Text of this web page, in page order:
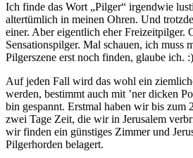
Ich finde das Wort „Pilger“ irgendwie
altertümlich in meinen Ohren. Und
einer. Aber eigentlich eher Freizeitpilger.
Sensationspilger. Mal schauen, ich muss
Pilgerszene erst noch finden, glaube ich. :)
Auf jeden Fall wird das wohl ein
werden, bestimmt auch mit ’ner dicken
bin gespannt. Erstmal haben wir bis zum
zwei Tage Zeit, die wir in Jerusalem
wir finden ein günstiges Zimmer und
Pilgerhorden belagert.